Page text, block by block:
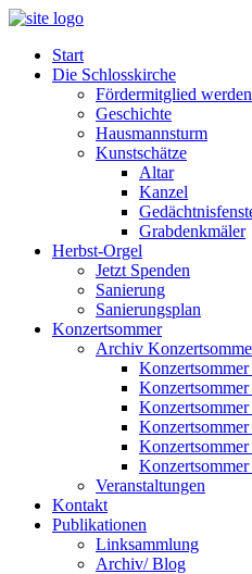
Start
Die Schlosskirche
Fördermitglied werden
Geschichte
Hausmannsturm
Kunstschätze
Altar
Kanzel
Grabdenkmäler
Herbst-Orgel
Jetzt Spenden
Sanierung
Sanierungsplan
Konzertsommer
Archiv
Veranstaltungen
Kontakt
Publikationen
Linksammlung
Archiv/ Blog